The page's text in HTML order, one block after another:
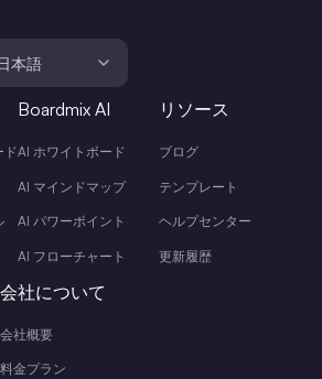
本語
ド
Boardmix AI
AI ホワイトボード
AI マインドマップ
AI パワーポイント
AI フローチャート
リソース
ブログ
テンプレート
ヘルプセンター
更新履歴
会社について
会社概要
料金プラン